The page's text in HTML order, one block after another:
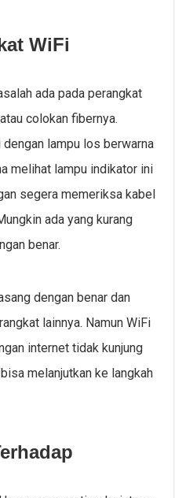
WiFi
ada pada perangkat
colokan fibernya.
lampu los berwarna
melihat lampu indikator ini
segera memeriksa kabel
ada yang kurang
benar.
dengan benar dan
lainnya. Namun WiFi
internet tidak kunjung
melanjutkan ke langkah